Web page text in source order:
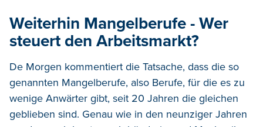
Weiterhin Mangelberufe - Wer
steuert den Arbeitsmarkt?
De Morgen kommentiert die Tatsache, dass die so
genannten Mangelberufe, also Berufe, für die es zu
wenige Anwärter gibt, seit 20 Jahren die gleichen
geblieben sind. Genau wie in den neunziger Jahren